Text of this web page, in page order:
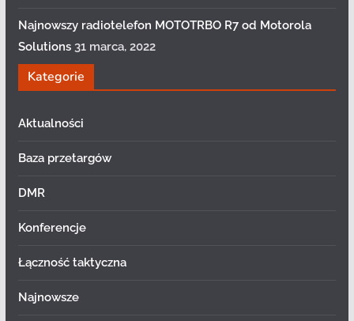
Najnowszy radiotelefon MOTOTRBO R7 od Motorola
Solutions 31 marca, 2022
Kategorie
Aktualności
Baza przetargów
DMR
Konferencje
Łączność taktyczna
Najnowsze